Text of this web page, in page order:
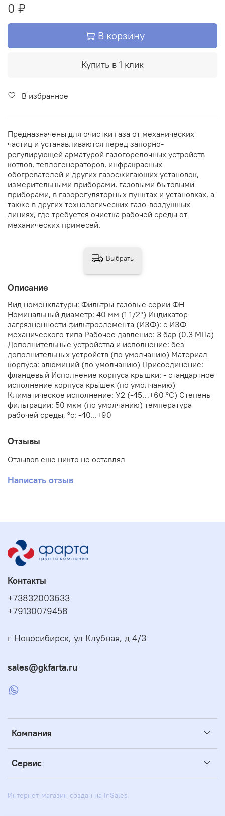
0 ₽
В корзину
Купить в 1 клик
В избранное
Предназначены для очистки газа от механических
частиц и устанавливаются перед запорно-
регулирующей арматурой газогорелочных устройств
котлов, теплогенераторов, инфракрасных
обогревателей и других газосжигающих установок,
измерительными приборами, газовыми бытовыми
приборами, в газорегуляторных пунктах и установках, а
также в других технологических газо-воздушных
линиях, где требуется очистка рабочей среды от
механических примесей.
Описание
Вид номенклатуры: Фильтры газовые серии ФН
Номинальный диаметр: 40 мм (1 1/2") Индикатор
загрязненности фильтроэлемента (ИЗФ): с ИЗФ
механического типа Рабочее давление: 3 бар (0,3 МПа)
Дополнительные устройства и исполнение: без
дополнительных устройств (по умолчанию) Материал
корпуса: алюминий (по умолчанию) Присоединение:
фланцевый Исполнение корпуса крышки: - стандартное
исполнение корпуса крышек (по умолчанию)
Климатическое исполнение: У2 (-45…+60 °С) Степень
фильтрации: 50 мкм (по умолчанию) температура
рабочей среды, °с: -40...+90
Отзывы
Отзывов еще никто не оставлял
Написать отзыв
Выбрать
Компания
Сервис
Контакты
+73832003633
+79130079458
г Новосибирск, ул Клубная, д 4/3
sales@gkfarta.ru
Интернет-магазин создан на inSales